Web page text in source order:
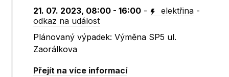
21. 07. 2023, 08:00 - 16:00 - elektřina -
odkaz na událost
Plánovaný výpadek: Výměna SP5 ul.
Zaorálkova
Přejít na více informací